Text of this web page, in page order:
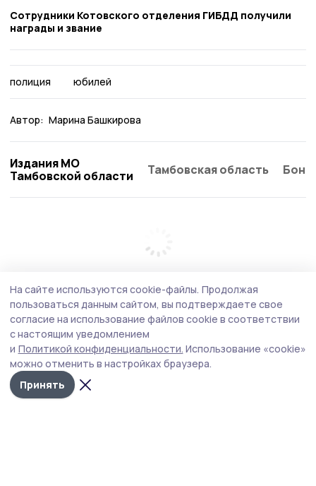
Сотрудники Котовского отделения ГИБДД получили
награды и звание
полиция юбилей
Автор: Марина Башкирова
Издания МО
Тамбовской области
Тамбовская область
На сайте используются cookie-файлы. Продолжая
пользоваться данным сайтом, вы подтверждаете свое
согласие на использование файлов cookie в соответствии
с настоящим уведомлением
и Политикой конфиденциальности. Использование «cookie»
можно отменить в настройках браузера.
Принять